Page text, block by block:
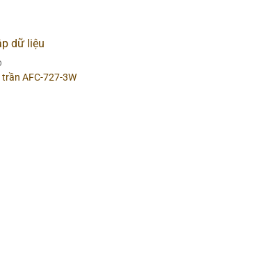
phẩm
AFC-727-3W